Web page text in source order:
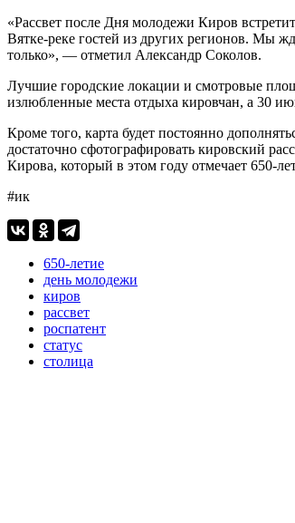
«Рассвет после Дня молодежи Киров
Вятке-реке гостей из других регионов. Мы
только», — отметил Александр Соколов.
Лучшие городские локации и смотровые
излюбленные места отдыха кировчан, а 30
Кроме того, карта будет постоянно
достаточно сфотографировать кировский
Кирова, который в этом году отмечает 650-
#ик
650-летие
день молодежи
киров
рассвет
роспатент
статус
столица